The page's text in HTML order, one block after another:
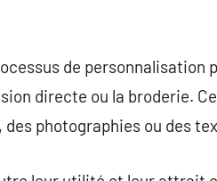
de personnalisation
directe ou la broderie.
photographies ou des